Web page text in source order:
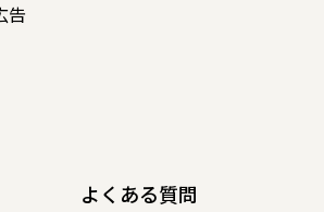
告
よくある質問